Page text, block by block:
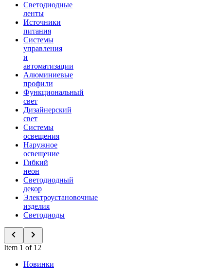
Светодиодные
ленты
Источники
питания
Системы
управления
и
автоматизации
Алюминиевые
профили
Функциональный
свет
Дизайнерский
свет
Системы
освещения
Наружное
освещение
Гибкий
неон
Светодиодный
декор
Электроустановочные
изделия
Светодиоды
Item 1 of 12
Новинки